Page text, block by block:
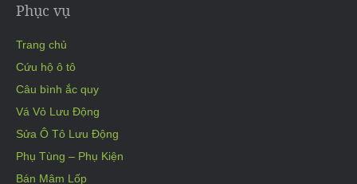
Phục vụ
Trang chủ
Cứu hộ ô tô
Câu bình ắc quy
Vá Vỏ Lưu Động
Sửa Ô Tô Lưu Động
Phụ Tùng – Phụ Kiện
Bán Mâm Lốp